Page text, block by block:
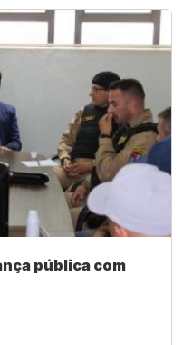
pública com